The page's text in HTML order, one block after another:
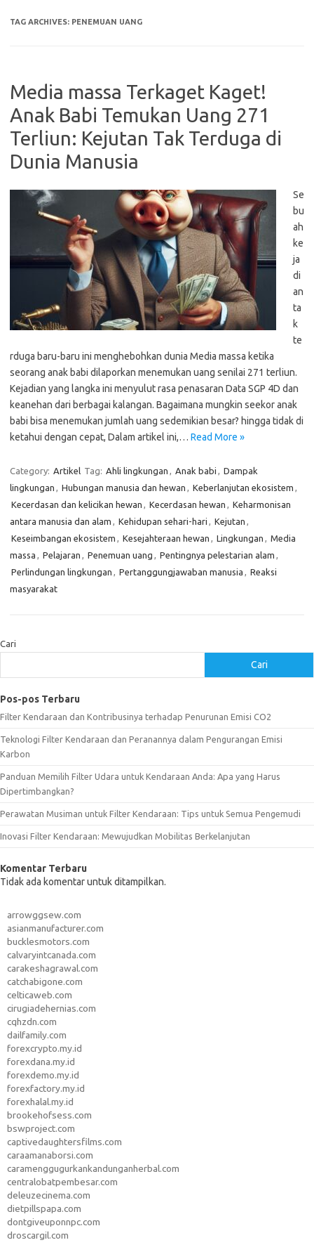
TAG ARCHIVES: PENEMUAN UANG
Media massa Terkaget Kaget!
Anak Babi Temukan Uang 271
Terliun: Kejutan Tak Terduga di
Dunia Manusia
Se
bu
ah
ke
ja
di
an
ta
k
te
rduga baru-baru ini menghebohkan dunia Media massa ketika
seorang anak babi dilaporkan menemukan uang senilai 271 terliun.
Kejadian yang langka ini menyulut rasa penasaran Data SGP 4D dan
keanehan dari berbagai kalangan. Bagaimana mungkin seekor anak
babi bisa menemukan jumlah uang sedemikian besar? hingga tidak di
ketahui dengan cepat, Dalam artikel ini,… Read More »
Category: Artikel Tag: Ahli lingkungan , Anak babi , Dampak
lingkungan , Hubungan manusia dan hewan , Keberlanjutan ekosistem ,
Kecerdasan dan kelicikan hewan , Kecerdasan hewan , Keharmonisan
antara manusia dan alam , Kehidupan sehari-hari , Kejutan ,
Keseimbangan ekosistem , Kesejahteraan hewan , Lingkungan , Media
massa , Pelajaran , Penemuan uang , Pentingnya pelestarian alam ,
Perlindungan lingkungan , Pertanggungjawaban manusia , Reaksi
masyarakat
Cari
Cari
Pos-pos Terbaru
Filter Kendaraan dan Kontribusinya terhadap Penurunan Emisi CO2
Teknologi Filter Kendaraan dan Peranannya dalam Pengurangan Emisi
Karbon
Panduan Memilih Filter Udara untuk Kendaraan Anda: Apa yang Harus
Dipertimbangkan?
Perawatan Musiman untuk Filter Kendaraan: Tips untuk Semua Pengemudi
Inovasi Filter Kendaraan: Mewujudkan Mobilitas Berkelanjutan
Komentar Terbaru
Tidak ada komentar untuk ditampilkan.
arrowggsew.com
asianmanufacturer.com
bucklesmotors.com
calvaryintcanada.com
carakeshagrawal.com
catchabigone.com
celticaweb.com
cirugiadehernias.com
cqhzdn.com
dailfamily.com
forexcrypto.my.id
forexdana.my.id
forexdemo.my.id
forexfactory.my.id
forexhalal.my.id
brookehofsess.com
bswproject.com
captivedaughtersfilms.com
caraamanaborsi.com
caramenggugurkankandunganherbal.com
centralobatpembesar.com
deleuzecinema.com
dietpillspapa.com
dontgiveuponnpc.com
droscargil.com